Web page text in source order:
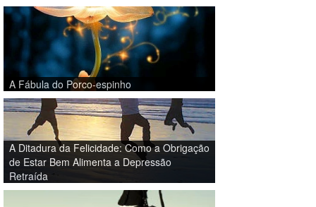
A Fábula do Porco-espinho
A Ditadura da Felicidade: Como a Obrigação
de Estar Bem Alimenta a Depressão
Retraída